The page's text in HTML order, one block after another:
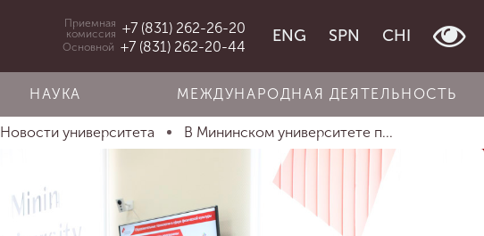
Приемная
комиссия +7 (831) 262-26-20
Основной +7 (831) 262-20-44
ENG SPN CHI
НАУКА МЕЖДУНАРОДНАЯ ДЕЯТЕЛЬНОСТЬ
Новости университета В Мининском университете п...